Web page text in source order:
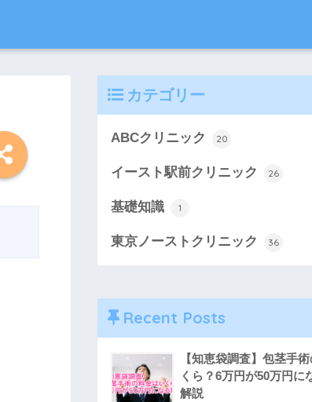
カテゴリー
ABCクリニック 20
イースト駅前クリニック 26
基礎知識 1
東京ノーストクリニック 36
Recent Posts
【知恵袋調査】包茎手
くら？6万円が50万円に
解説